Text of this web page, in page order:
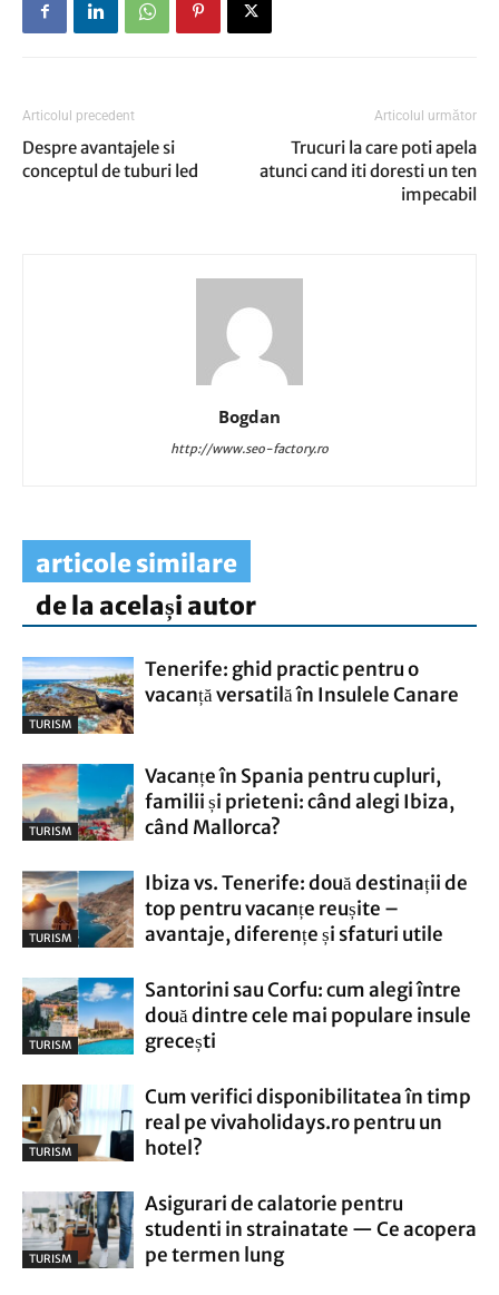
Articolul precedent
Despre avantajele si
conceptul de tuburi led
Articolul următor
Trucuri la care poti apela
atunci cand iti doresti un ten
impecabil
Bogdan
http://www.seo-factory.ro
articole similare
de la același autor
TURISM
Tenerife: ghid practic pentru o
vacanță versatilă în Insulele Canare
TURISM
Vacanțe în Spania pentru cupluri,
familii și prieteni: când alegi Ibiza,
când Mallorca?
TURISM
Ibiza vs. Tenerife: două destinații de
top pentru vacanțe reușite –
avantaje, diferențe și sfaturi utile
TURISM
Santorini sau Corfu: cum alegi între
două dintre cele mai populare insule
grecești
TURISM
Cum verifici disponibilitatea în timp
real pe vivaholidays.ro pentru un
hotel?
TURISM
Asigurari de calatorie pentru
studenti in strainatate — Ce acopera
pe termen lung